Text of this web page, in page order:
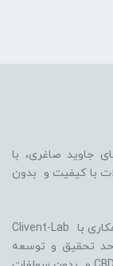
جاوید صاغری، با
با کیفیت و بدون
ما با بهره گیری از سلول های بنیادی گیاهی، همکاری با Clivent-Lab
تحقیق و توسعه